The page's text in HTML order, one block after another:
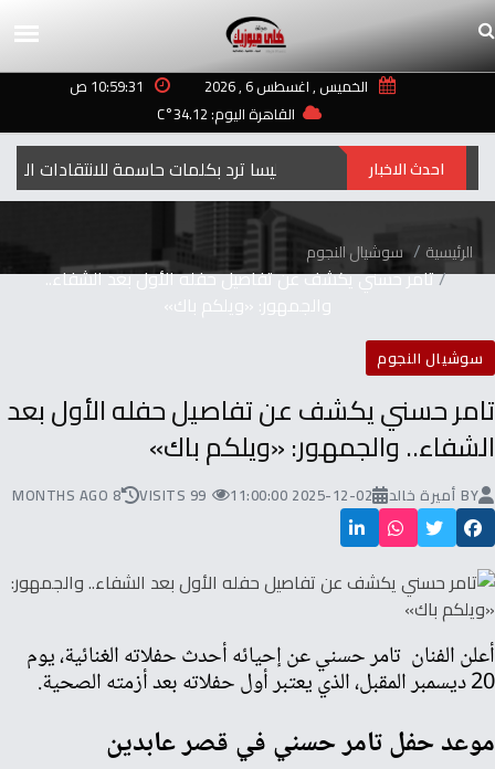
الخميس , اغسطس 6 , 2026
10:59:31 ص
القاهرة اليوم: 34.12°C
احدث الاخبار
الرئيسية سوشيال النجوم
تامر حسني يكشف عن تفاصيل حفله الأول بعد الشفاء..
والجمهور: «ويلكم باك»
سوشيال النجوم
تامر حسني يكشف عن تفاصيل حفله الأول بعد
الشفاء.. والجمهور: «ويلكم باك»
BY أميرة خالد 2025-12-02 11:00:00
99 VISITS
8 MONTHS AGO
أعلن الفنان تامر حسني عن إحيائه أحدث حفلاته الغنائية، يوم
20 ديسمبر المقبل، الذي يعتبر أول حفلاته بعد أزمته الصحية.
موعد حفل تامر حسني في قصر عابدين